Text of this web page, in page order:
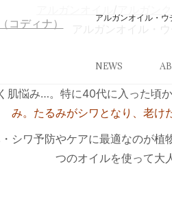
アルガンオイル・
NEWS
肌悩み…。特に40代に入った頃
み。たるみがシワとなり、老け
シワ予防やケアに最適なのが植
つのオイルを使って大